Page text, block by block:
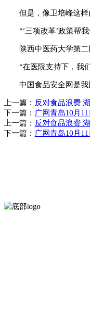
但是，像卫培峰这样的
“‘三项改革’政策帮我
陕西中医药大学第二附
“在医院支持下，我们
中国食品安全网是我国
上一篇： 反对食品浪费
下一篇： 广网青岛10月
上一篇： 反对食品浪费
下一篇： 广网青岛10月